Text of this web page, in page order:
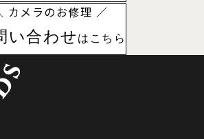
カメラのお修理 ／
い合わせ はこちら